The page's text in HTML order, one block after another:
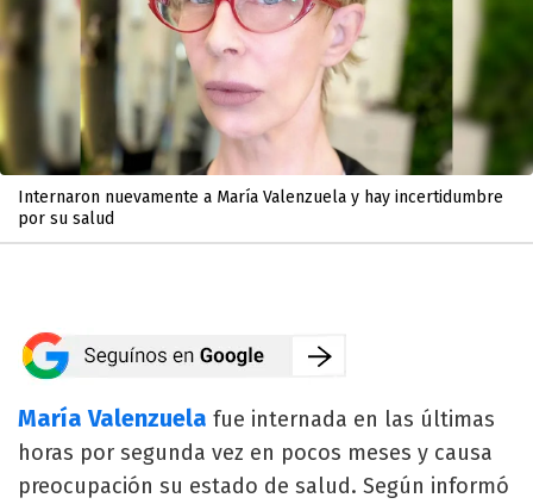
Internaron nuevamente a María Valenzuela y hay incertidumbre
por su salud
María Valenzuela fue internada en las últimas
horas por segunda vez en pocos meses y causa
preocupación su estado de salud. Según informó